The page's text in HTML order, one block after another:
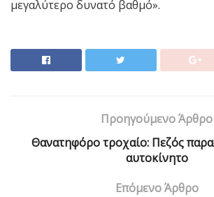
μεγαλύτερο δυνατό βαθμό».
Προηγούμενο Άρθρο
Θανατηφόρο τροχαίο: Πεζός
αυτοκίνητο
Επόμενο Άρθρο